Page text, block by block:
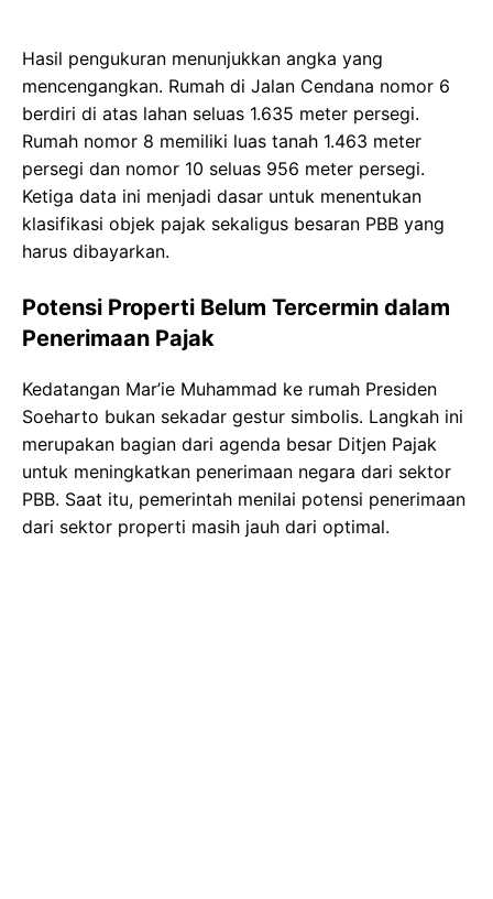
Hasil pengukuran menunjukkan angka yang
mencengangkan. Rumah di Jalan Cendana nomor 6
berdiri di atas lahan seluas 1.635 meter persegi.
Rumah nomor 8 memiliki luas tanah 1.463 meter
persegi dan nomor 10 seluas 956 meter persegi.
Ketiga data ini menjadi dasar untuk menentukan
klasifikasi objek pajak sekaligus besaran PBB yang
harus dibayarkan.
Potensi Properti Belum Tercermin dalam
Penerimaan Pajak
Kedatangan Mar’ie Muhammad ke rumah Presiden
Soeharto bukan sekadar gestur simbolis. Langkah ini
merupakan bagian dari agenda besar Ditjen Pajak
untuk meningkatkan penerimaan negara dari sektor
PBB. Saat itu, pemerintah menilai potensi penerimaan
dari sektor properti masih jauh dari optimal.